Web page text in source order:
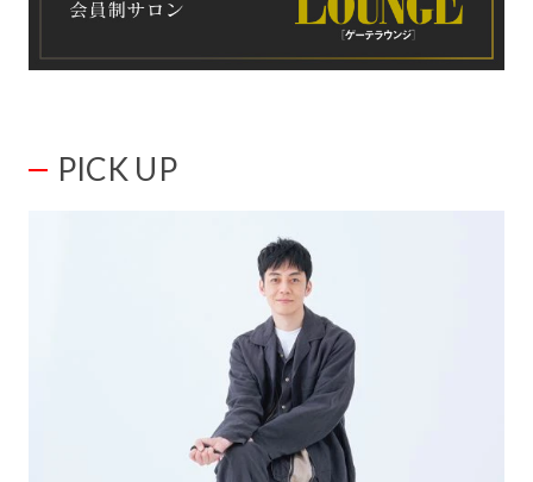
PICK UP